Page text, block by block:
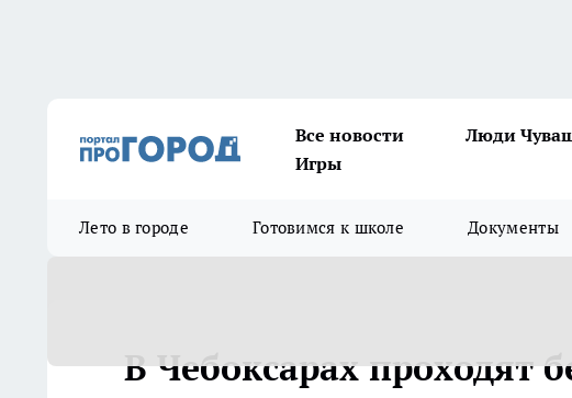
Все новости Люди
Игры
Лето в городе Готовимся к школе Документы
В Чебоксарах проходят